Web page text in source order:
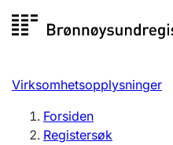
Registersøk
Aksjeselskap
Virksomhetsopplysninger
Forsiden
Registersøk